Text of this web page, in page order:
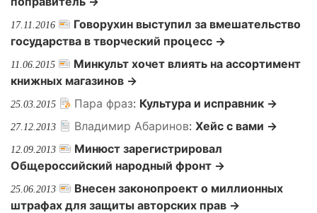
17.11.2016
Говорухин выступил за вмешательство
государства в творческий процесс →
11.06.2015
Минкульт хочет влиять на ассортимент
книжных магазинов →
25.03.2015 Пара фраз: Культура и исправник →
27.12.2013 Владимир Абаринов: Хейс с вами →
12.09.2013
Минюст зарегистрировал
Общероссийский народный фронт →
25.06.2013
Внесен законопроект о миллионных
штрафах для защиты авторских прав →